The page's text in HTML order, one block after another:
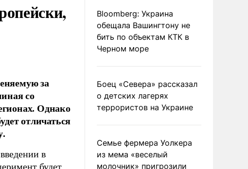
за
со
Однако
отличаться
в
будет
Bloomberg: Украина
обещала Вашингтону не
бить по объектам КТК в
Черном море
Боец «Севера» рассказал
о детских лагерях
террористов на Украине
Семье фермера Уолкера
из мема «веселый
молочник» пригрозили